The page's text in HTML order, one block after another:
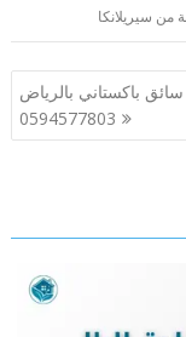
من سيريلانكا
باكستاني بالرياض
0594577803